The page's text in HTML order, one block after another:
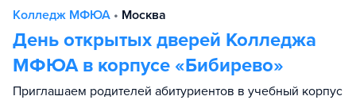
Колледж МФЮА • Москва
День открытых дверей Колледжа
МФЮА в корпусе «Бибирево»
Приглашаем родителей абитуриентов в учебный корпус